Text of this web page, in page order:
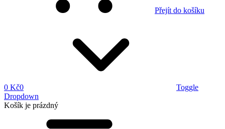
Přejít do košíku
0 Kč0
Toggle
Dropdown
Košík je prázdný